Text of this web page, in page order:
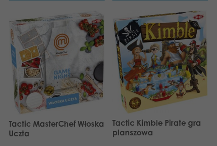
Tactic MasterChef Włoska
Uczta
Tactic Kimble Pirate gra
planszowa